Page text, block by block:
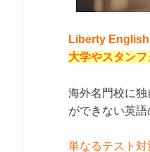
Liberty English
大学やスタン
海外名門校に
ができない英語
単なるテスト